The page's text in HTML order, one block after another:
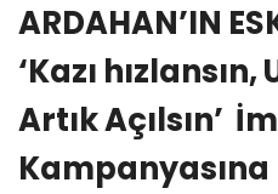
ARDAHAN’IN
‘Kazı
Artık Açılsın’
Kampanyasına